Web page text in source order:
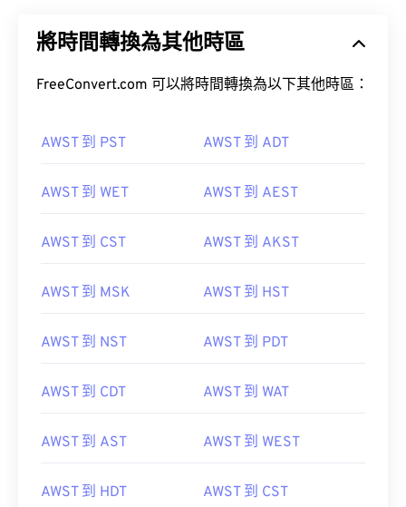
將時間轉換為其他時區
FreeConvert.com 可以將時間轉換為以下其他時區：
AWST 到 PST AWST 到 ADT
AWST 到 WET AWST 到 AEST
AWST 到 CST AWST 到 AKST
AWST 到 MSK AWST 到 HST
AWST 到 NST AWST 到 PDT
AWST 到 CDT AWST 到 WAT
AWST 到 AST AWST 到 WEST
AWST 到 HDT AWST 到 CST